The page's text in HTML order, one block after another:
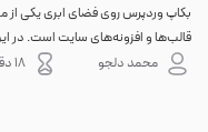
بکاپ وردپرس روی فضای ابری یکی از
قالب‌ها و افزونه‌های سایت است. در
هاست اصلی باقی بماند، به یک فضای
محمد دلجو 18 دقیقه